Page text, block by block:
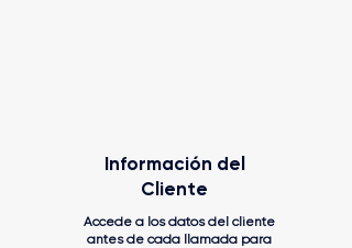
Información del
Cliente
Accede a los datos del cliente
antes de cada llamada para